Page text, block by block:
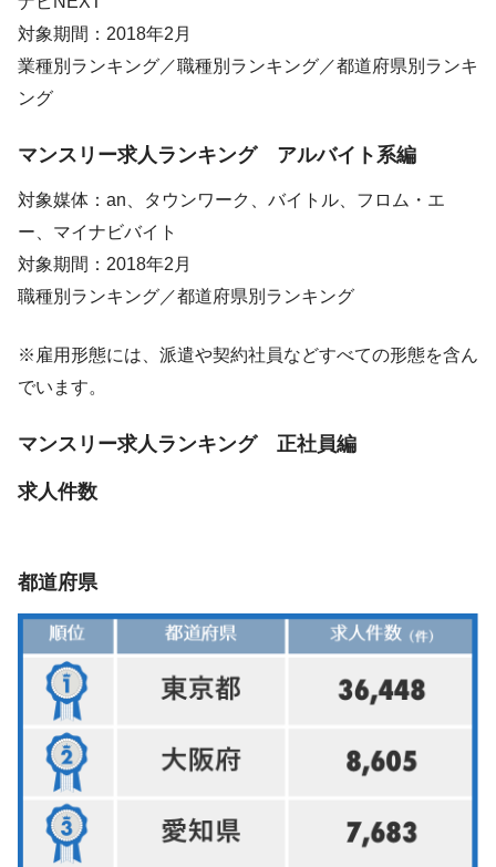
対象期間：2018年2月
業種別ランキング／職種別ランキング／都道府県別ランキ
ング
マンスリー求人ランキング アルバイト系編
対象媒体：an、タウンワーク、バイトル、フロム・エ
ー、マイナビバイト
対象期間：2018年2月
職種別ランキング／都道府県別ランキング
※雇用形態には、派遣や契約社員などすべての形態を含ん
でいます。
マンスリー求人ランキング 正社員編
求人件数
都道府県